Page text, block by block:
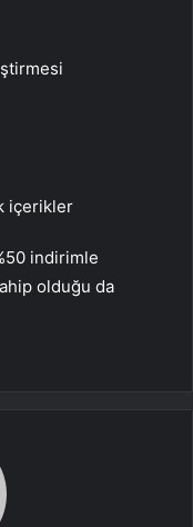
içerikler
indirimle
olduğu da